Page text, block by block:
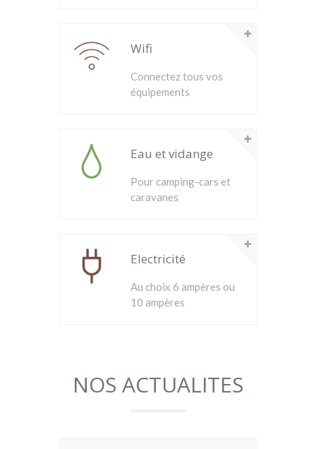
Wifi
Connectez tous vos
équipements
Eau et vidange
Pour camping-cars et
caravanes
Electricité
Au choix 6 ampères ou
10 ampères
NOS ACTUALITES